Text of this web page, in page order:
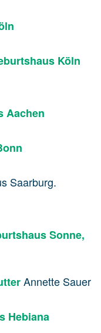
Köln
Aachen
Saarburg.
Sonne,
Annette Sauer
Hebiana